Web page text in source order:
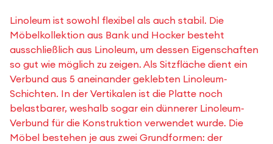
Linoleum ist sowohl flexibel als auch stabil. Die
Möbelkollektion aus Bank und Hocker besteht
ausschließlich aus Linoleum, um dessen Eigenschaften
so gut wie möglich zu zeigen. Als Sitzfläche dient ein
Verbund aus 5 aneinander geklebten Linoleum-
Schichten. In der Vertikalen ist die Platte noch
belastbarer, weshalb sogar ein dünnerer Linoleum-
Verbund für die Konstruktion verwendet wurde. Die
Möbel bestehen je aus zwei Grundformen: der